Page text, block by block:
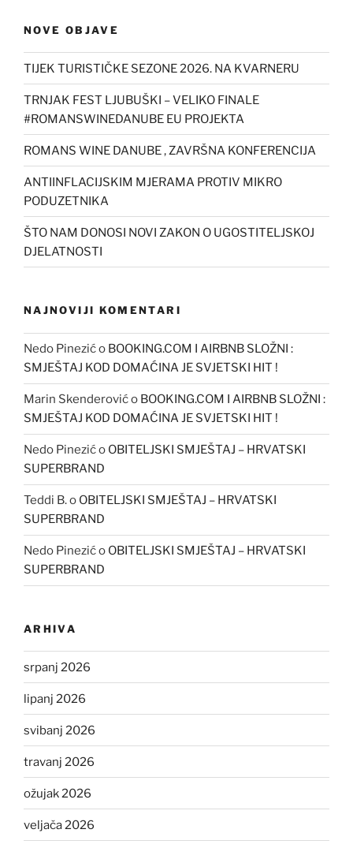
NOVE OBJAVE
TIJEK TURISTIČKE SEZONE 2026. NA KVARNERU
TRNJAK FEST LJUBUŠKI – VELIKO FINALE
#ROMANSWINEDANUBE EU PROJEKTA
ROMANS WINE DANUBE , ZAVRŠNA KONFERENCIJA
ANTIINFLACIJSKIM MJERAMA PROTIV MIKRO
PODUZETNIKA
ŠTO NAM DONOSI NOVI ZAKON O UGOSTITELJSKOJ
DJELATNOSTI
NAJNOVIJI KOMENTARI
Nedo Pinezićo BOOKING.COM I AIRBNB SLOŽNI :
SMJEŠTAJ KOD DOMAĆINA JE SVJETSKI HIT !
Marin Skenderovićo BOOKING.COM I AIRBNB SLOŽNI :
SMJEŠTAJ KOD DOMAĆINA JE SVJETSKI HIT !
Nedo Pinezićo OBITELJSKI SMJEŠTAJ – HRVATSKI
SUPERBRAND
Teddi B.o OBITELJSKI SMJEŠTAJ – HRVATSKI
SUPERBRAND
Nedo Pinezićo OBITELJSKI SMJEŠTAJ – HRVATSKI
SUPERBRAND
ARHIVA
srpanj 2026
lipanj 2026
svibanj 2026
travanj 2026
ožujak 2026
veljača 2026